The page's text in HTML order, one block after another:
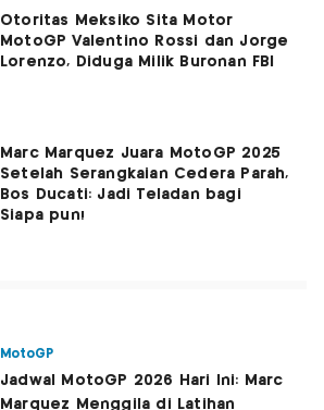
Otoritas Meksiko Sita Motor
MotoGP Valentino Rossi dan Jorge
Lorenzo, Diduga Milik Buronan FBI
Marc Marquez Juara MotoGP 2025
Setelah Serangkaian Cedera Parah,
Bos Ducati: Jadi Teladan bagi
Siapa pun!
MotoGP
Jadwal MotoGP 2026 Hari Ini: Marc
Marquez Menggila di Latihan